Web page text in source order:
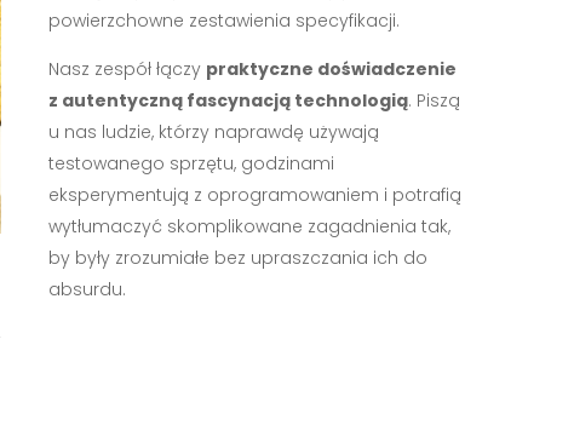
powierzchowne zestawienia specyfikacji.
Nasz zespół łączy praktyczne doświadczenie
z autentyczną fascynacją technologią. Piszą
u nas ludzie, którzy naprawdę używają
testowanego sprzętu, godzinami
eksperymentują z oprogramowaniem i potrafią
wytłumaczyć skomplikowane zagadnienia tak,
by były zrozumiałe bez upraszczania ich do
absurdu.